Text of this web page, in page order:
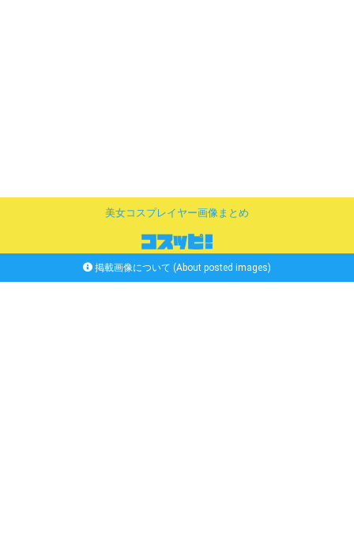
美女コスプレイヤー画像まとめ
掲載画像について (About posted images)